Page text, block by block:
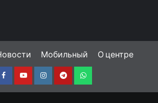
Мобильный О центре
FacebookYoutubeInstagramTelegramWhatsapp